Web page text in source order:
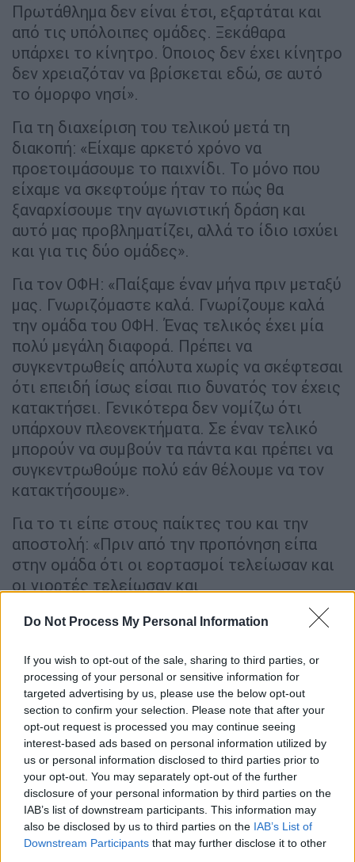
Do Not Process My Personal Information
If you wish to opt-out of the sale, sharing to third parties, or
processing of your personal or sensitive information for
targeted advertising by us, please use the below opt-out
section to confirm your selection. Please note that after your
opt-out request is processed you may continue seeing
interest-based ads based on personal information utilized by
us or personal information disclosed to third parties prior to
your opt-out. You may separately opt-out of the further
disclosure of your personal information by third parties on the
IAB’s list of downstream participants. This information may
also be disclosed by us to third parties on the IAB’s List of
Downstream Participants that may further disclose it to other
Πρωτάθλημα δεν είναι έτσι, εξαρτάται και
από τις υπόλοιπες ομάδες. Ξεκάθαρα
υπάρχει το κίνητρο. Όποιος δεν έχει κίνητρο
δεν χρειαζόταν να βρίσκεται εδώ, σε αυτό
το όμορφο νησί».
Για τη διαχείριση του τελικού μετά τη
διακοπή: «Είχαμε αρκετό χρόνο να
προετοιμάσουμε το παιχνίδι. Το μόνο που
είχαμε να σκεφτούμε ήταν το πώς θα
ξαναρχίσουμε την αγωνιστική δράση και
αυτό μας προβληματίζει, αλλά το ίδιο ισχύει
και για τις δύο ομάδες».
Για τον ΟΦΗ: «Παίξαμε έναν μήνα πριν μεταξύ
μας. Γνωριζόμαστε καλά. Γνωρίζουμε καλά
την ομάδα του ΟΦΗ. Ένας τελικός έχει μία
πολύ μεγάλη διαφορά. Πρέπει να
συγκεντρωθείς απόλυτα χωρίς να σκέφτεσαι
ότι επειδή ίσως είσαι πιο δυνατός τον έχεις
κατακτήσει. Γενικότερα δεν νομίζω ότι
υπάρχουν πλεονεκτήματα. Σε έναν τελικό
μπορούν να συμβούν τα πάντα και πρέπει να
συγκεντρωθούμε πολύ εάν θέλουμε να τον
κατακτήσουμε».
Για το τι είπε στους παίκτες του και την
αποστολή: «Πριν από την προπόνηση είπα
στην ομάδα ότι οι εορτασμοί τελείωσαν και
οι γιορτές τελείωσαν και
συγκεντρωνόμαστε σε αυτό το παιχνίδι, σε
αυτόν τον τελικό. Μιας και παίζουμε σε
παρόντες».
Για τον κόσμο: «Είναι πολύ ευχάριστο που θα
υπάρχουν φίλαθλοι και από τις δύο ομάδες,
αλλά είναι και το πιο φυσιολογικό. Ελπίζω
να πάνε όλα καλά, να είναι μία γιορτή, να
έχουμε μία ωραία ατμόσφαιρα και όλοι να το
απολαύσουν».
Για τις διαφορές σε σχέση με προηγούμενο